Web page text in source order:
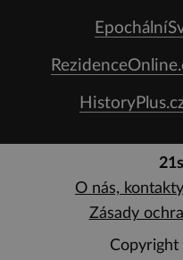
O nás,
Zásady